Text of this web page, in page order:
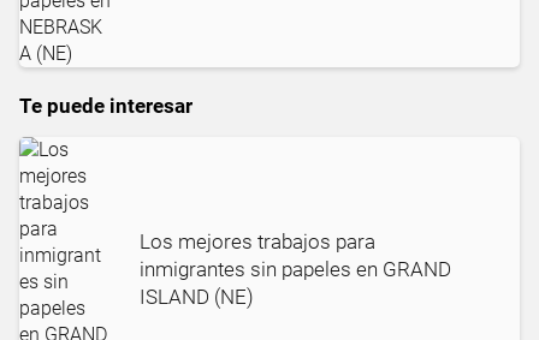
Te puede interesar
Los mejores trabajos para
inmigrantes sin papeles en GRAND
ISLAND (NE)